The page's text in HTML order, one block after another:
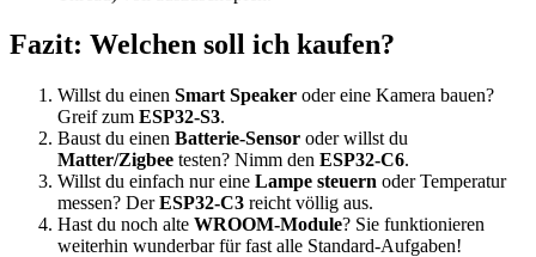
Fazit: Welchen soll ich kaufen?
Willst du einen Smart Speaker oder eine Kamera bauen?
Greif zum ESP32-S3.
Baust du einen Batterie-Sensor oder willst du
Matter/Zigbee testen? Nimm den ESP32-C6.
Willst du einfach nur eine Lampe steuern oder Temperatur
messen? DerESP32-C3 reicht völlig aus.
Hast du noch alte WROOM-Module? Sie funktionieren
weiterhin wunderbar für fast alle Standard-Aufgaben!